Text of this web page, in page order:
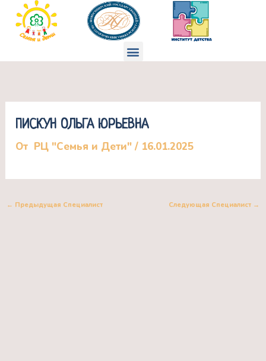
Перейти
содержимому
Меню
ПИСКУН ОЛЬГА ЮРЬЕВНА
От РЦ "Семья и Дети"/ 16.01.2025
← Предыдущая Специалист Следующая Специалист →